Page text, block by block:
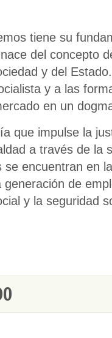
tiene su
del concepto
y del
y a las
en un
que impulse la
a través de la
se encuentran en
de
y la seguridad